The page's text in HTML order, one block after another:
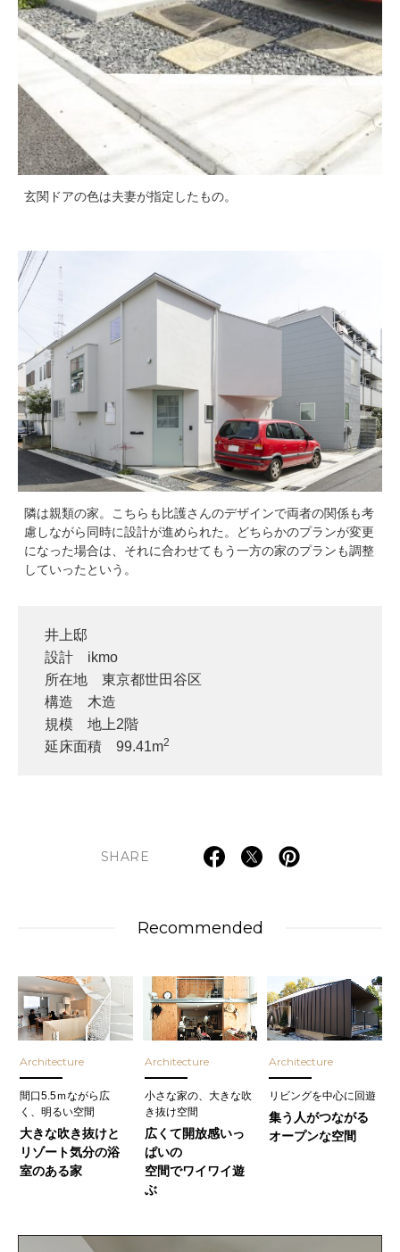
玄関ドアの色は夫妻が指定したもの。
隣は親類の家。こちらも比護さんのデザインで両者の関係も考
慮しながら同時に設計が進められた。どちらかのプランが変更
になった場合は、それに合わせてもう一方の家のプランも調整
していったという。
井上邸
設計 ikmo
所在地 東京都世田谷区
構造 木造
規模 地上2階
延床面積 99.41m2
SHARE
Recommended
Architecture
間口5.5ｍながら広
く、明るい空間
大きな吹き抜けと
リゾート気分の浴
室のある家
Architecture
小さな家の、大きな吹
き抜け空間
広くて開放感いっ
ぱいの
空間でワイワイ遊
ぶ
Architecture
リビングを中心に回遊
集う人がつながる
オープンな空間